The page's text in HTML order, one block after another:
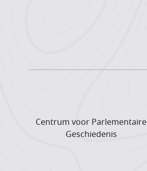
Centrum voor Parlementaire
Geschiedenis